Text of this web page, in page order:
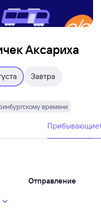
Аксариха
Завтра
времени
Прибывающие
Отправление